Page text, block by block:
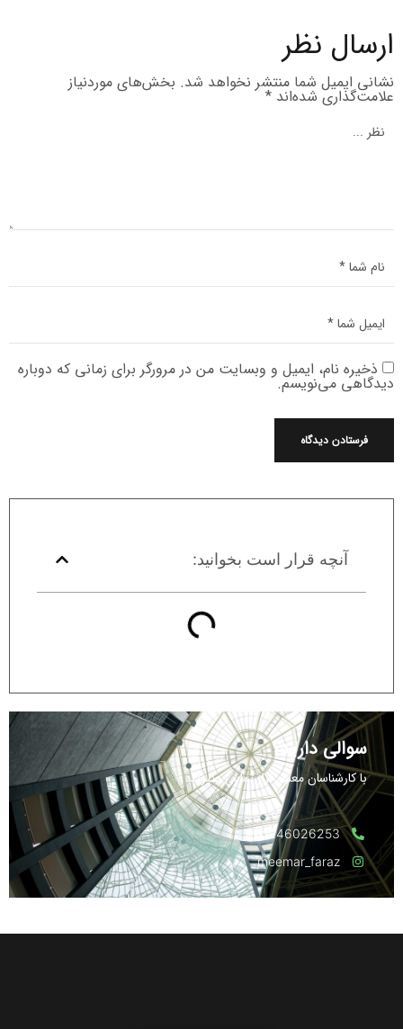
ارسال نظر
نشانی ایمیل شما منتشر نخواهد شد. بخش‌های موردنیاز
علامت‌گذاری شده‌اند *
ذخیره نام، ایمیل و وبسایت من در مرورگر برای زمانی که دوباره
دیدگاهی می‌نویسم.
آنچه قرار است بخوانید:
سوالی دارید؟
با کارشناسان معمار فراز تماس بگیرید:
02146026253
meemar_faraz